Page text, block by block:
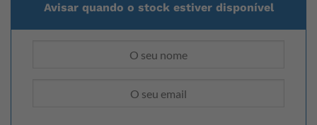
Avisar quando o stock estiver disponível